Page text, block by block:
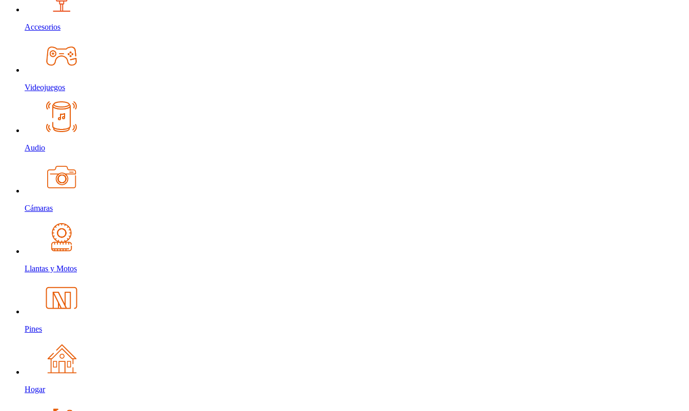
Accesorios
Videojuegos
Audio
Cámaras
Llantas y Motos
Pines
Hogar